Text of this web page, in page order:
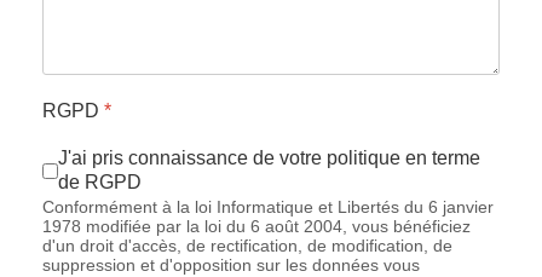
RGPD *
J'ai pris connaissance de votre politique en terme
de RGPD
Conformément à la loi Informatique et Libertés du 6 janvier
1978 modifiée par la loi du 6 août 2004, vous bénéficiez
d'un droit d'accès, de rectification, de modification, de
suppression et d'opposition sur les données vous